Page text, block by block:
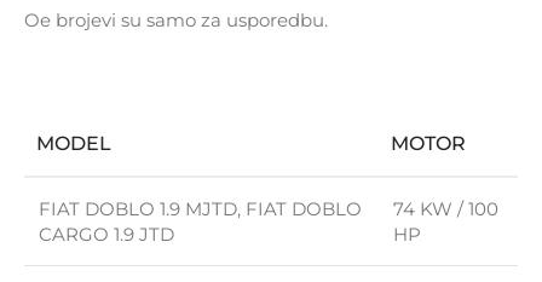
Oe brojevi su samo za usporedbu.
MODEL MOTOR
FIAT DOBLO 1.9 MJTD, FIAT DOBLO
CARGO 1.9 JTD
74 KW / 100
HP